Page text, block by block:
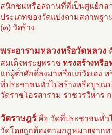
สนิกชนหรือสถานที่ที่เป็นศูนย์ก
ประเภทของวัดแบ่งตามสภาพฐา
(๓) วัดร้าง
พระอารามหลวงหรือวัดหลวง
สมเด็จพระยุพราช ทรงสร้างหรื
แก่ผู้ต่ำศักดิ์ลงมาหรือแก่วัดเอง
ที่ประชาชนทั่วไปสร้างหรือบูรณ
วัดราชโอรสาราม ราชวรวิหาร
วัดราษฎร์คือ วัดที่ประชาชนทั่ว
วัดโดยถูกต้องตามกฎหมายจาก